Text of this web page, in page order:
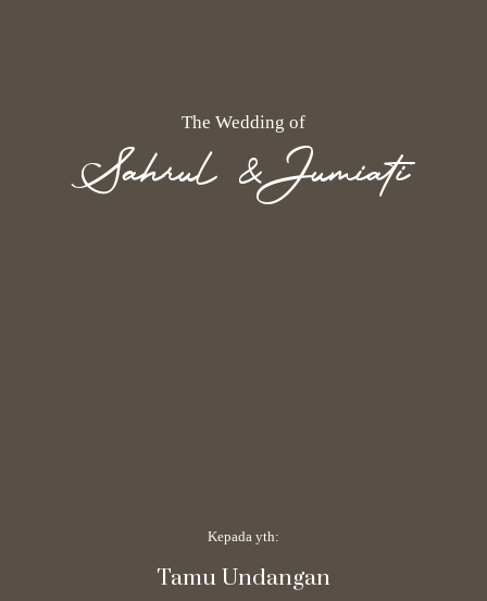
The Wedding of
Sahrul & Jumiati
Kepada yth:
Tamu Undangan